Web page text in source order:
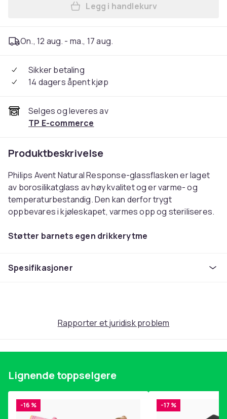
Legg Philips Avent
Legg i handlekurv
On., 12 aug. - ma., 17 aug.
Sikker betaling
14 dagers åpent kjøp
Selges og leveres av
TP E-commerce
Produktbeskrivelse
Philips Avent Natural Response-glassflasken er laget
av borosilikatglass av høy kvalitet og er varme- og
temperaturbestandig. Den kan derfor trygt
oppbevares i kjøleskapet, varmes opp og steriliseres.
Støtter barnets egen drikkerytme
motstandsdyktig mot varme og temperaturendringer.
å kombinere bryst- og flaskemating. Flaskesmokken
Den brede, myke og fleksible flaskesmokken har
samme form og følelse som det høyre brystet, noe
som gjør det lettere for barnet å gripe om den.
Flaskens antikolikkventil hindrer luft i å komme inn i
Spesifikasjoner
Rapporter et juridisk problem
Lignende toppselgere
-16 % -17 %